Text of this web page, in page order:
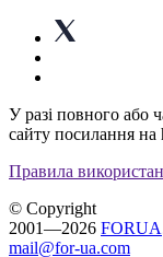
У разі повного або
сайту посилання на
Правила
© Copyright
2001—2026 FORUA
mail@for-ua.com